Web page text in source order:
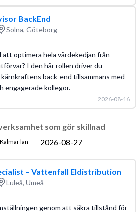
BackEnd
Solna, Göteborg
att optimera hela värdekedjan från
I den här rollen driver du
back-end tillsammans med
engagerade kollegor.
2026-08-16
som gör skillnad
Kalmar län 2026-08-27
– Vattenfall Eldistribution
Luleå, Umeå
genom att säkra tillstånd för